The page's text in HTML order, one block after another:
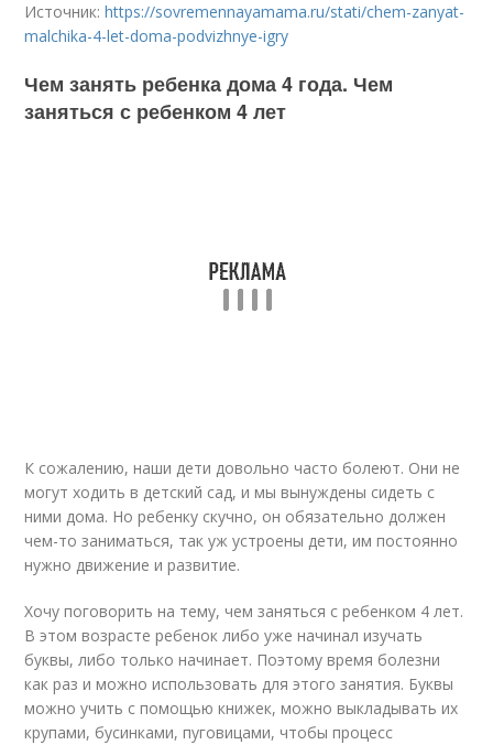
Источник:https://sovremennayamama.ru/stati/chem-zanyat-
malchika-4-let-doma-podvizhnye-igry
Чем занять ребенка дома 4 года. Чем
заняться с ребенком 4 лет
К сожалению, наши дети довольно часто болеют. Они не
могут ходить в детский сад, и мы вынуждены сидеть с
ними дома. Но ребенку скучно, он обязательно должен
чем-то заниматься, так уж устроены дети, им постоянно
нужно движение и развитие.
Хочу поговорить на тему, чем заняться с ребенком 4 лет.
В этом возрасте ребенок либо уже начинал изучать
буквы, либо только начинает. Поэтому время болезни
как раз и можно использовать для этого занятия. Буквы
можно учить с помощью книжек, можно выкладывать их
крупами, бусинками, пуговицами, чтобы процесс